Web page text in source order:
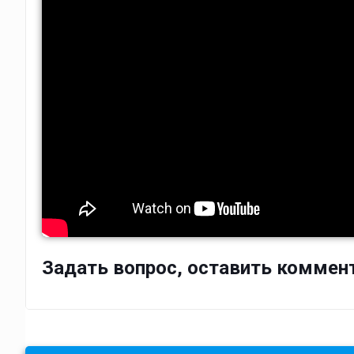
Задать вопрос, оставить